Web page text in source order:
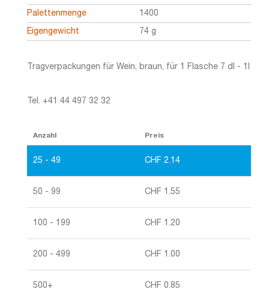
Palettenmenge 1400
Eigengewicht 74 g
Tragverpackungen für Wein, braun, für 1 Flasche 7 dl - 1l
Tel. +41 44 497 32 32
Anzahl Preis
25 - 49 CHF 2.14
50 - 99 CHF 1.55
100 - 199 CHF 1.20
200 - 499 CHF 1.00
500+ CHF 0.85